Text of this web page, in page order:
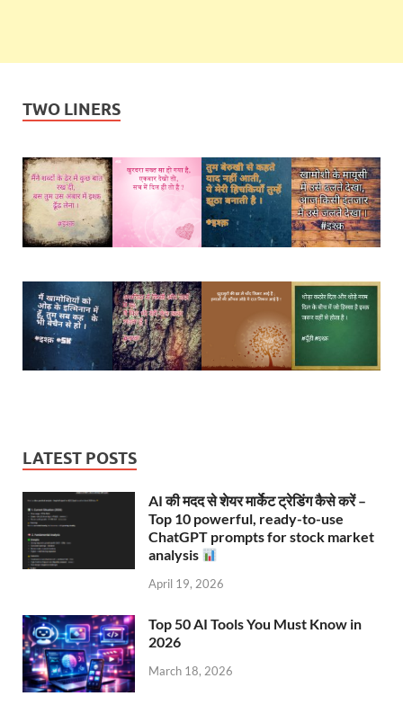
TWO LINERS
LATEST POSTS
AI की मदद से शेयर मार्केट ट्रेडिंग कैसे करें –
Top 10 powerful, ready-to-use
ChatGPT prompts for stock market
analysis
April 19, 2026
Top 50 AI Tools You Must Know in
2026
March 18, 2026